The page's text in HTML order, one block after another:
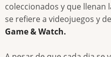
coleccionados y que llenan
se refiere a videojuegos y
Game & Watch.